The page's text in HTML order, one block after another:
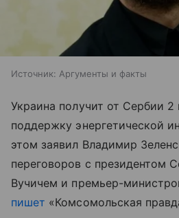
Источник: Аргументы и факты
Украина получит от Сербии 2
поддержку энергетической
этом заявил Владимир
переговоров с президентом
Вучичем и премьер-
пишет «Комсомольская